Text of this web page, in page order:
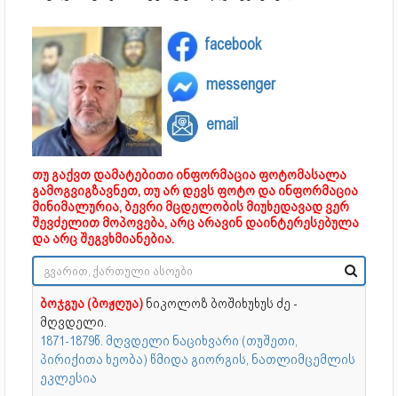
facebook
messenger
email
თუ გაქვთ დამატებითი ინფორმაცია ფოტომასალა
გამოგვიგზავნეთ, თუ არ დევს ფოტო და ინფორმაცია
მინიმალურია, ბევრი მცდელობის მიუხედავად ვერ
შევძელით მოპოვება, არც არავინ დაინტერესებულა
და არც შეგვხმიანებია.
ბოჯგუა (ბოჟღუა) ნიკოლოზ ბოშიხუხუს ძე -
მღვდელი.
1871-1879წ. მღვდელი ნაციხვარი (თუშეთი,
პირიქითა ხეობა) წმიდა გიორგის, ნათლიმცემლის
ეკლესია